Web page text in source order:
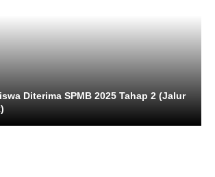
Diterima SPMB 2025 Tahap 2 (Jalur